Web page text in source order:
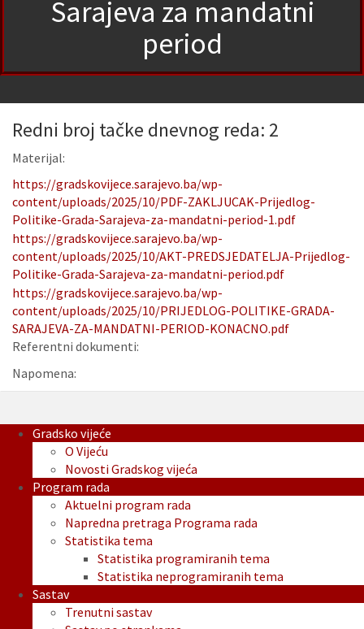
Sarajeva za mandatni
period
Redni broj tačke dnevnog reda: 2
Materijal:
https://gradskovijece.sarajevo.ba/wp-
content/uploads/2025/10/PDF-ZAKLJUCAK-Prijedlog-
Politike-Grada-Sarajeva-za-mandatni-period-1.pdf
https://gradskovijece.sarajevo.ba/wp-
content/uploads/2025/10/AKT-PREDSJEDATELJA-Prijedlog-
Politike-Grada-Sarajeva-za-mandatni-period.pdf
https://gradskovijece.sarajevo.ba/wp-
content/uploads/2025/10/PRIJEDLOG-POLITIKE-GRADA-
SARAJEVA-ZA-MANDATNI-PERIOD-KONACNO.pdf
Referentni dokumenti:
Napomena:
Gradsko vijeće
O Vijeću
Novosti Gradskog vijeća
Program rada
Aktuelni program rada
Napredna pretraga Programa rada
Statistika tema
Statistika programiranih tema
Statistika neprogramiranih tema
Sastav
Trenutni sastav